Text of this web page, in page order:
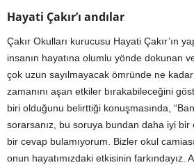
Hayati Çakır’ı andılar
Çakır Okulları kurucusu Hayati Çakır’ın
insanın hayatına olumlu yönde dokunan
çok uzun sayılmayacak ömründe ne
zamanını aşan etkiler bırakabileceğini
biri olduğunu belirttiği konuşmasında,
sorarsanız, bu soruya bundan daha iyi
bir cevap bulamıyorum. Bizler okul
onun hayatımızdaki etkisinin farkındayız.